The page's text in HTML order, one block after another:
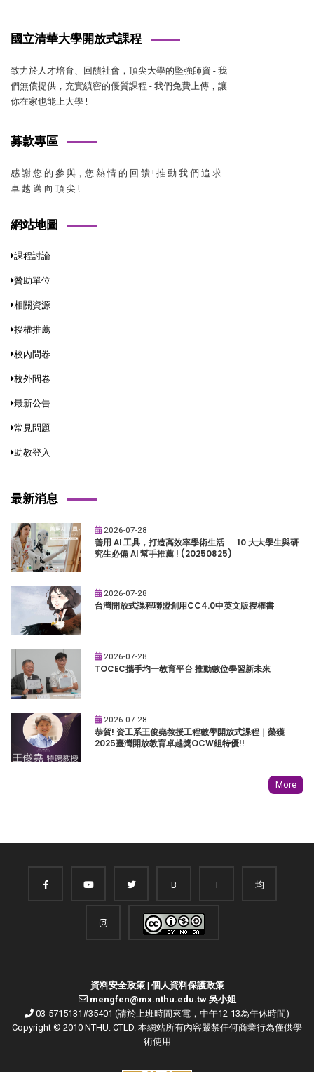
國立清華大學開放式課程
致力於人才培育、回饋社會，頂尖大學的堅強師資 - 我
們無償提供，充實縝密的優質課程 - 我們免費上傳，讓
你在家也能上大學 !
募款專區
感 謝 您 的 參 與，您 熱 情 的 回 饋 ! 推 動 我 們 追 求
卓 越 邁 向 頂 尖 !
網站地圖
課程討論
贊助單位
相關資源
授權推薦
校內問卷
校外問卷
最新公告
常見問題
助教登入
最新消息
2026-07-28
善用 AI 工具，打造高效率學術生活──10 大大學生與研
究生必備 AI 幫手推薦 ! (20250825)
2026-07-28
台灣開放式課程聯盟創用CC4.0中英文版授權書
2026-07-28
TOCEC攜手均一教育平台 推動數位學習新未來
2026-07-28
恭賀! 資工系王俊堯教授工程數學開放式課程｜榮獲
2025臺灣開放教育卓越獎OCW組特優!!
More
B T 均
資料安全政策| 個人資料保護政策
mengfen@mx.nthu.edu.tw 吳小姐
03-5715131#35401 (請於上班時間來電，中午12-13為午休時間)
Copyright © 2010 NTHU. CTLD. 本網站所有內容嚴禁任何商業行為僅供學
術使用